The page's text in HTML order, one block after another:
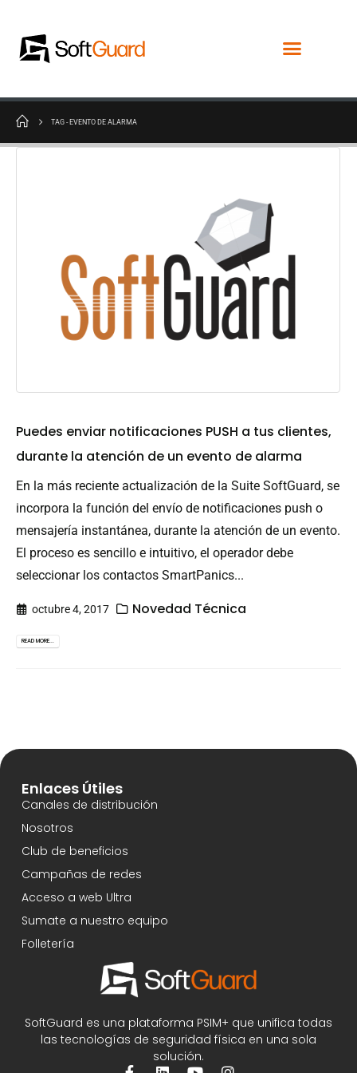
TAG - EVENTO DE ALARMA
Puedes enviar notificaciones PUSH a tus clientes,
durante la atención de un evento de alarma
En la más reciente actualización de la Suite SoftGuard, se
incorpora la función del envío de notificaciones push o
mensajería instantánea, durante la atención de un evento.
El proceso es sencillo e intuitivo, el operador debe
seleccionar los contactos SmartPanics...
octubre 4, 2017 Novedad Técnica
READ MORE...
SoftGuard es una plataforma PSIM+ que unifica todas
las tecnologías de seguridad física en una sola
solución.
Enlaces Útiles
Canales de distribución
Nosotros
Club de beneficios
Campañas de redes
Acceso a web Ultra
Sumate a nuestro equipo
Folletería